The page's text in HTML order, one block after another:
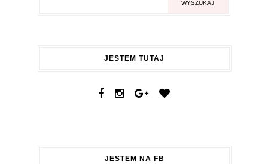
JESTEM TUTAJ
JESTEM NA FB